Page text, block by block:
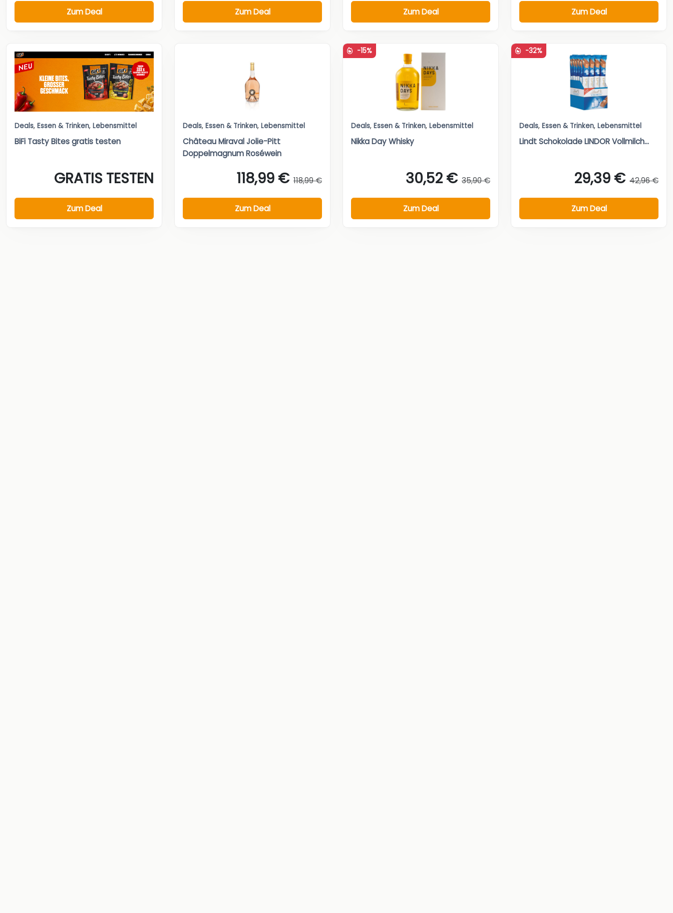
Zum Deal Zum Deal Zum Deal Zum Deal
Deals, Essen & Trinken, Lebensmittel
BiFi Tasty Bites gratis testen
GRATIS TESTEN
Zum Deal
Deals, Essen & Trinken, Lebensmittel
Château Miraval Jolie-Pitt
Doppelmagnum Roséwein
118,99 € 118,99 €
Zum Deal
-15%
Deals, Essen & Trinken, Lebensmittel
Nikka Day Whisky
30,52 € 35,90 €
Zum Deal
-32%
Deals, Essen & Trinken, Lebensmittel
Lindt Schokolade LINDOR Vollmilch...
29,39 € 42,96 €
Zum Deal